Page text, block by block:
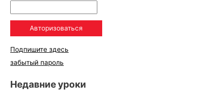
Подпишите здесь
забытый пароль
Недавние уроки